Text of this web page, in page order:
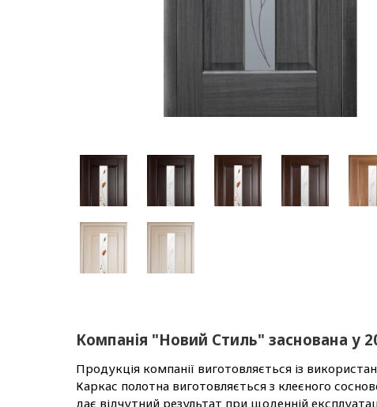
Компанія "Новий Стиль" заснована у
Продукція компанії виготовляється із
Каркас полотна виготовляється з клеєного
дає відчутний результат при щоденній